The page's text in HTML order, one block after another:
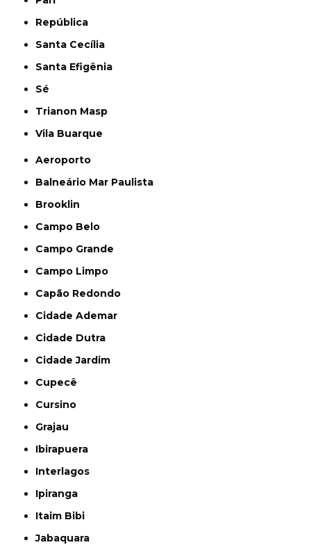
República
Santa Cecília
Santa Efigênia
Sé
Trianon Masp
Vila Buarque
Aeroporto
Balneário Mar Paulista
Brooklin
Campo Belo
Campo Grande
Campo Limpo
Capão Redondo
Cidade Ademar
Cidade Dutra
Cidade Jardim
Cupecê
Cursino
Grajau
Ibirapuera
Interlagos
Ipiranga
Itaim Bibi
Jabaquara